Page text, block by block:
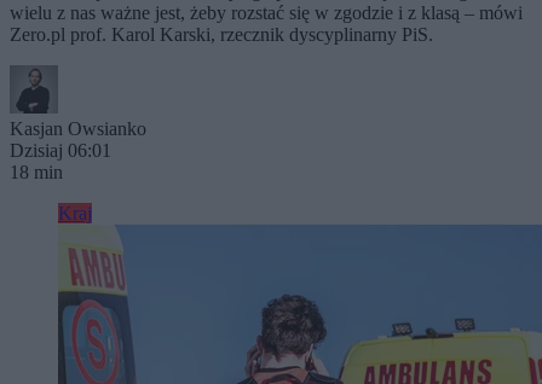
wielu z nas ważne jest, żeby rozstać się w zgodzie i z klasą – mówi
Zero.pl prof. Karol Karski, rzecznik dyscyplinarny PiS.
Kasjan Owsianko
Dzisiaj 06:01
18 min
Kraj